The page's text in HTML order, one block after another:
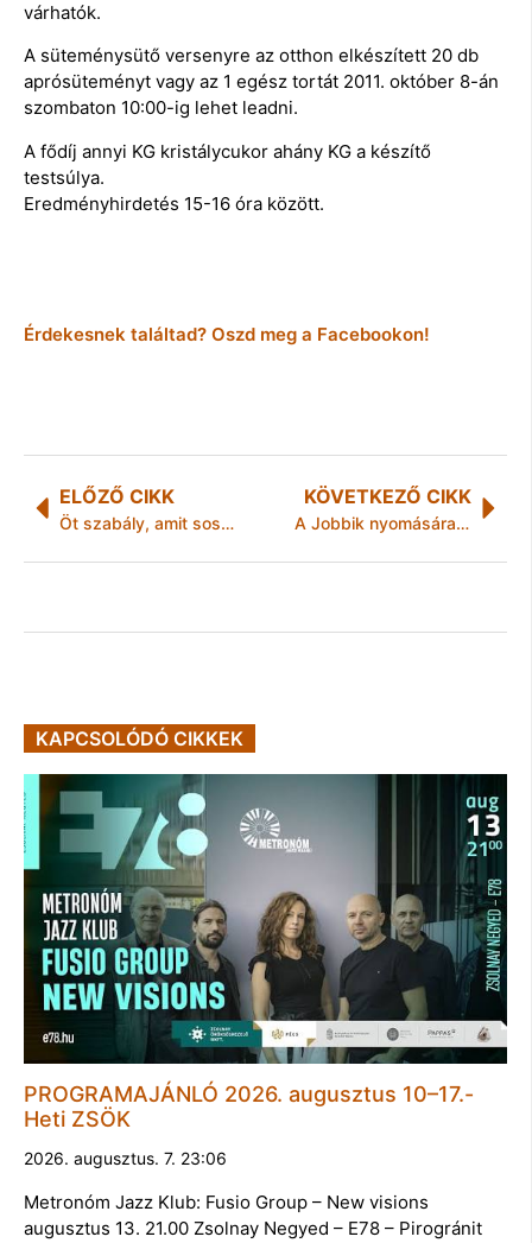
várhatók.
A süteménysütő versenyre az otthon elkészített 20 db
aprósüteményt vagy az 1 egész tortát 2011. október 8-án
szombaton 10:00-ig lehet leadni.
A fődíj annyi KG kristálycukor ahány KG a készítő
testsúlya.
Eredményhirdetés 15-16 óra között.
Érdekesnek találtad? Oszd meg a Facebookon!
ELŐZŐ CIKK
Öt szabály, amit sose feledj!
KÖVETKEZŐ CIKK
A Jobbik nyomására tesz lépéseket Budai Gyula a Budapest Airport privatizációjával kapcsolatban
KAPCSOLÓDÓ CIKKEK
PROGRAMAJÁNLÓ 2026. augusztus 10–17.-
Heti ZSÖK
2026. augusztus. 7. 23:06
Metronóm Jazz Klub: Fusio Group – New visions
augusztus 13. 21.00 Zsolnay Negyed – E78 – Pirogránit